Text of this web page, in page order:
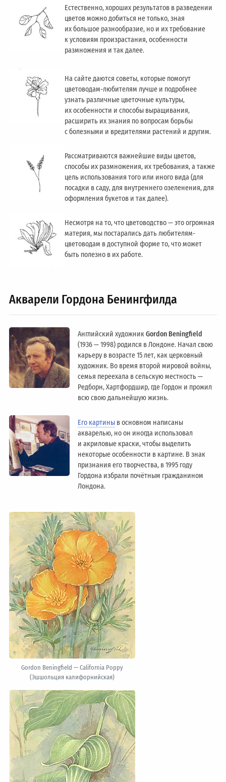
Естественно, хороших результатов в разведении
цветов можно добиться не только, зная
их большое разнообразие, но и их требование
к условиям произрастания, особенности
размножения и так далее.
На сайте даются советы, которые помогут
цветоводам-любителям лучше и подробнее
узнать различные цветочные культуры,
их особенности и способы выращивания,
расширить их знания по вопросам борьбы
с болезными и вредителями растений и другим.
Рассматриваются важнейшие виды цветов,
способы их размножения, их требования, а также
цель использования того или иного вида (для
посадки в саду, для внутреннего озеленения, для
оформления букетов и так далее).
Несмотря на то, что цветоводство — это огромная
материя, мы постарались дать любителям-
цветоводам в доступной форме то, что может
быть полезно в их работе.
Акварели Гордона Бенингфилда
Английский художникGordon Beningfield
(1936 — 1998) родился в Лондоне. Начал свою
карьеру в возрасте 15 лет, как церковный
художник. Во время второй мировой войны,
семья переехала в сельскую местность —
Редборн, Хартфордшир, где Гордон и прожил
всю свою дальнейшую жизнь.
Его картины в основном написаны
акварелью, но он иногда использовал
и акриловые краски, чтобы выделить
некоторые особенности в картине. В знак
признания его творчества, в 1995 году
Гордона избрали почётным гражданином
Лондонa.
Gordon Beningfield — California Poppy
(Эшшольция калифорнийская)